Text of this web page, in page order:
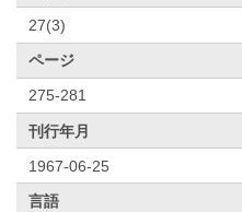
27(3)
ページ
275-281
刊行年月
1967-06-25
言語